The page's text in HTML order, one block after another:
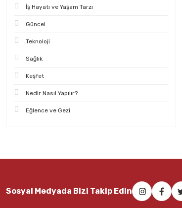
İş Hayatı ve Yaşam Tarzı
Güncel
Teknoloji
Sağlık
Keşfet
Nedir Nasıl Yapılır?
Eğlence ve Gezi
Sosyal Medyada Bizi Takip Edin